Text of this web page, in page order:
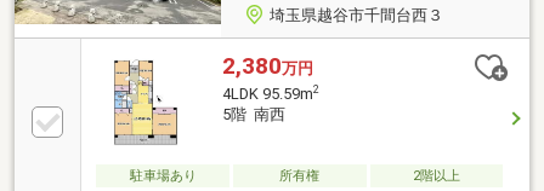
埼玉県越谷市千間台西３
2,380万円
4LDK 95.59m2
5階 南西
駐車場あり 所有権
2階以上